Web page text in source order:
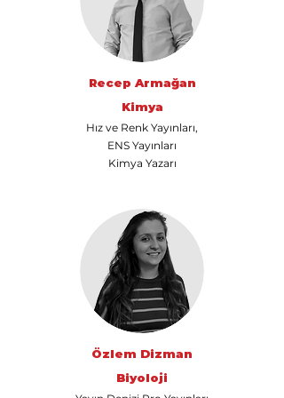
Recep Armağan
Kimya
Hız ve Renk Yayınları,
ENS Yayınları
Kimya Yazarı
Özlem Dizman
Biyoloji